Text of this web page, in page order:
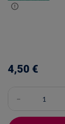
4,50 €
－